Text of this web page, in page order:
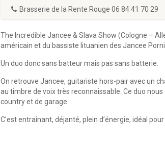
Brasserie de la Rente Rouge 06 84 41 70 29
The Incredible Jancee & Slava Show (Cologne –
américain et du bassiste lituanien des Jancee
Un duo donc sans batteur mais pas sans batterie.
On retrouve Jancee, guitariste hors-pair avec un
au timbre de voix très reconnaissable. Ce duo
country et de garage.
C’est entraînant, déjanté, plein d’énergie, idéal